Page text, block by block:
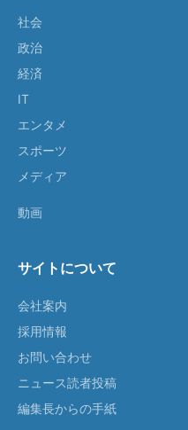
社会
政治
経済
IT
エンタメ
スポーツ
メディア
動画
サイトについて
会社案内
採用情報
お問い合わせ
ニュース読者投稿
編集長からの手紙